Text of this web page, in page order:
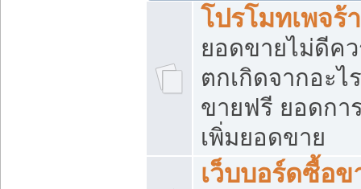
โปรโมทเพจร้
ยอดขายไม่ดีค
ตกเกิดจากอะไ
ขายฟรี ยอดกา
เพิ่มยอดขาย
เว็บบอร์ดซื้อข